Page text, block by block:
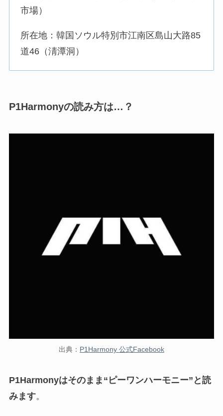
市場）
所在地：韓国ソウル特別市江南区島山大路85
道46（淸潭洞）
P1Harmonyの読み方は…？
出典： P1Harmony 公式Facebook
P1Harmonyはそのまま“ピーワンハーモニー”と読
みます。